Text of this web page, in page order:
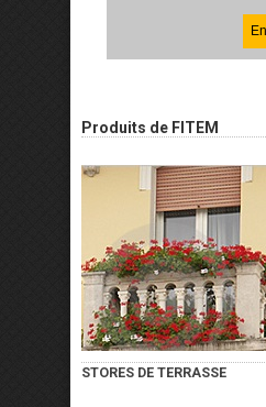
Produits de FITEM
STORES DE TERRASSE